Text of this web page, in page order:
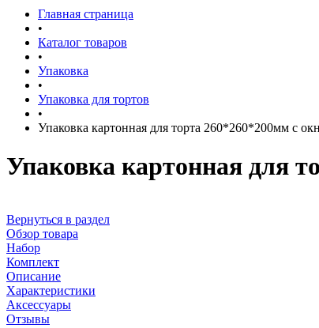
Главная страница
•
Каталог товаров
•
Упаковка
•
Упаковка для тортов
•
Упаковка картонная для торта 260*260*200мм с
Упаковка картонная для
Вернуться в раздел
Обзор товара
Набор
Комплект
Описание
Характеристики
Аксессуары
Отзывы